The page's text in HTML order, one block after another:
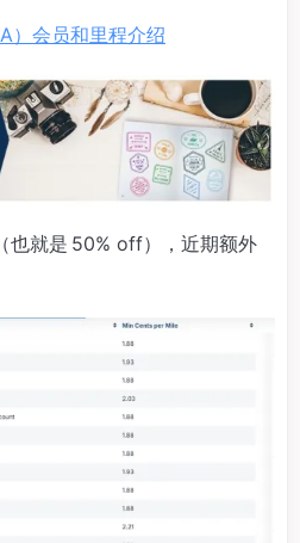
）会员和里程介绍
也就是 50% off），近期额外